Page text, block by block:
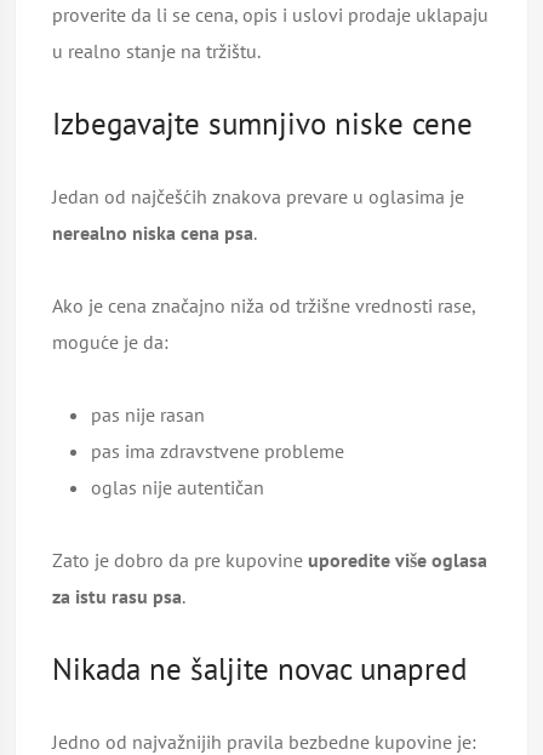
proverite da li se cena, opis i uslovi prodaje uklapaju
u realno stanje na tržištu.
Izbegavajte sumnjivo niske cene
Jedan od najčešćih znakova prevare u oglasima je
nerealno niska cena psa.
Ako je cena značajno niža od tržišne vrednosti rase,
moguće je da:
pas nije rasan
pas ima zdravstvene probleme
oglas nije autentičan
Zato je dobro da pre kupovine uporedite više oglasa
za istu rasu psa.
Nikada ne šaljite novac unapred
Jedno od najvažnijih pravila bezbedne kupovine je: